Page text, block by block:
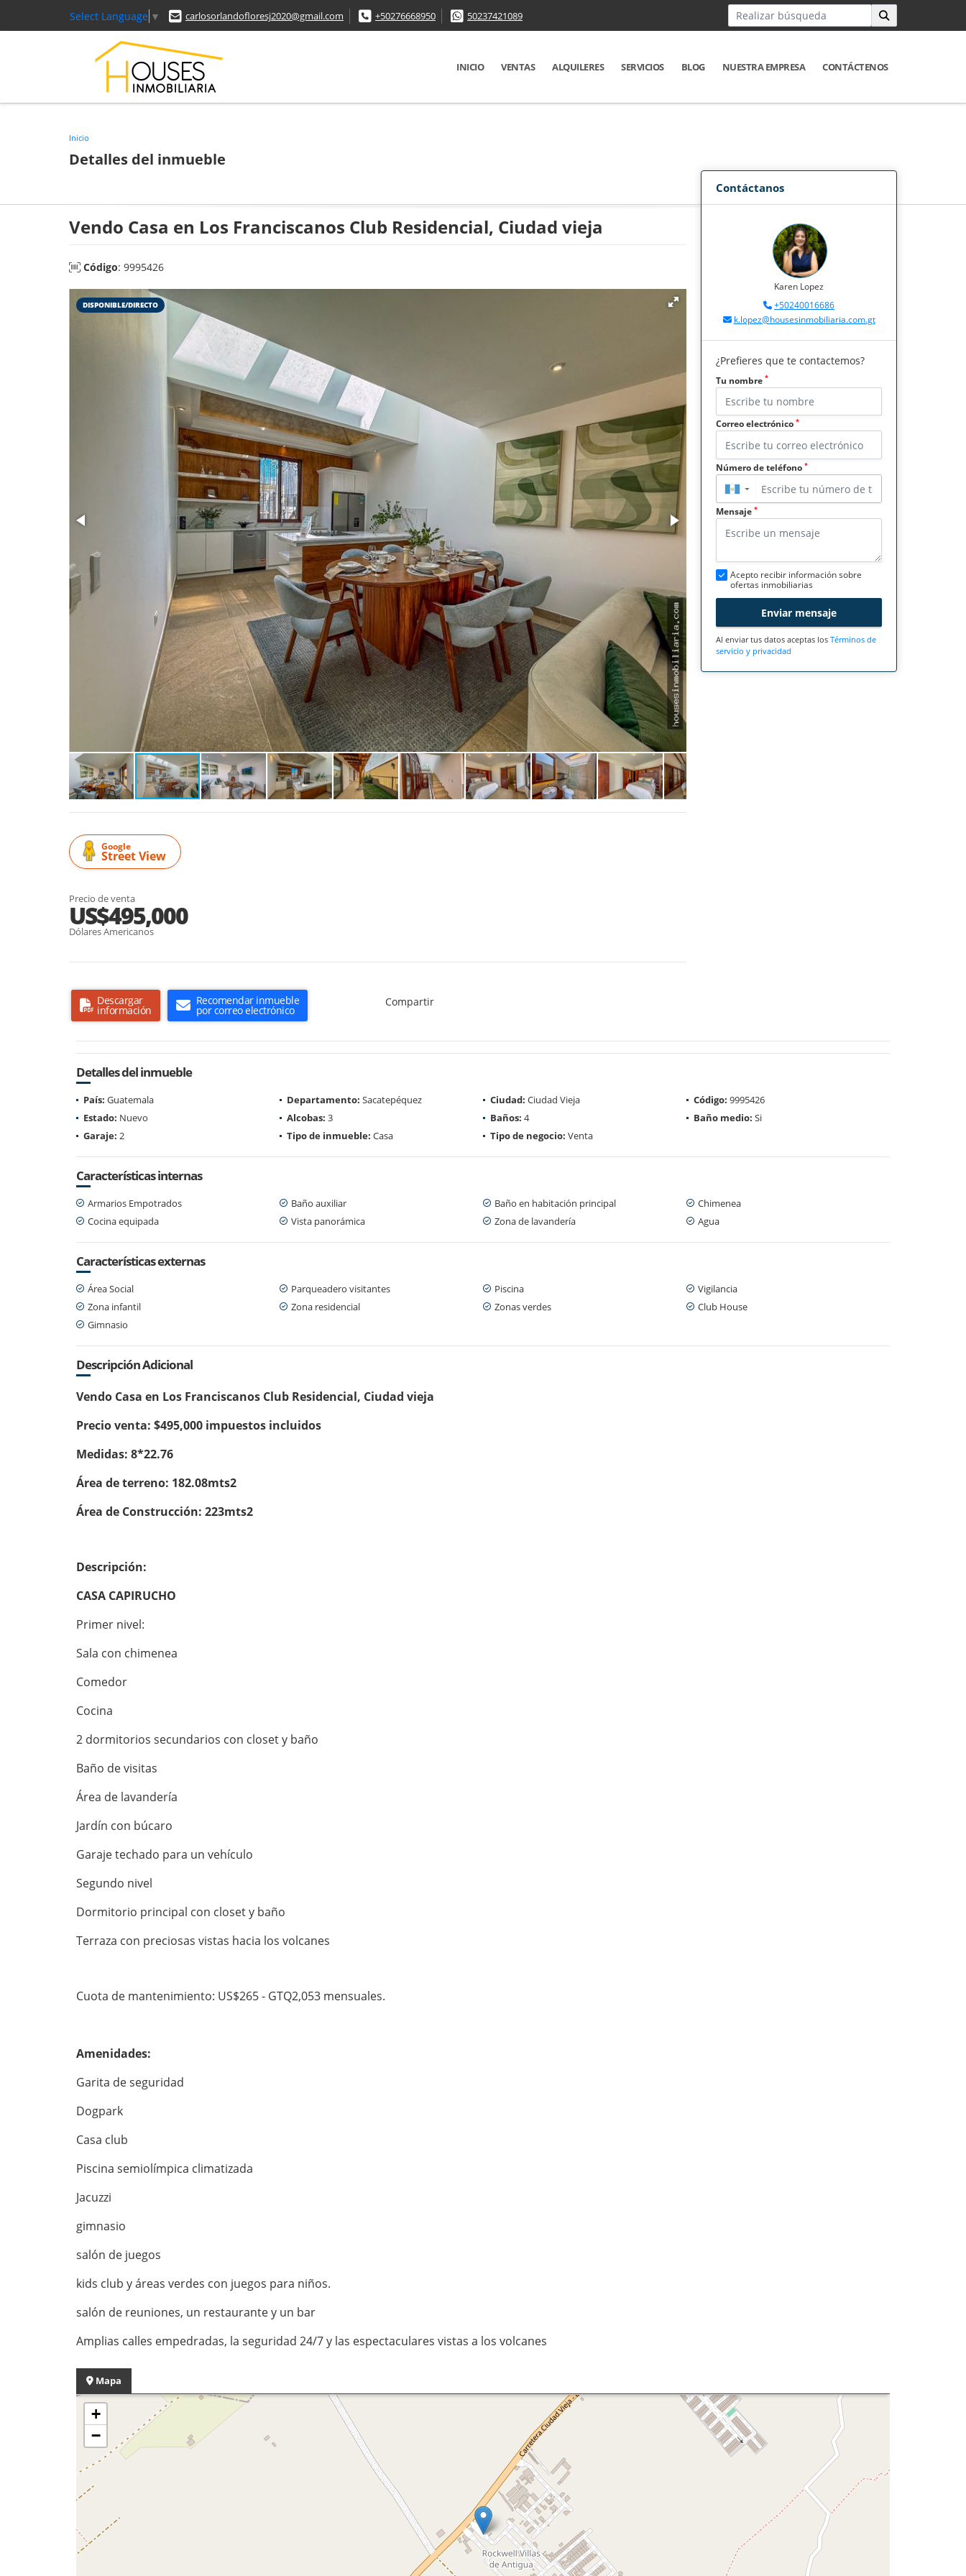
Select Language ▼ carlosorlandofloresj2020@gmail.com +50276668950 50237421089
INICIO VENTAS ALQUILERES SERVICIOS BLOG NUESTRA EMPRESA CONTÁCTENOS
Inicio
Detalles del inmueble
Vendo Casa en Los Franciscanos Club Residencial, Ciudad vieja
Código: 9995426
DISPONIBLE/DIRECTO
Google
Street View
Precio de venta
US$495,000
Dólares Americanos
Descargar
información
Recomendar inmueble
por correo electrónico
Compartir
Contáctanos
Karen Lopez
+50240016686
k.lopez@housesinmobiliaria.com.gt
¿Prefieres que te contactemos?
Tu nombre *
Correo electrónico *
Número de teléfono *
▼
Mensaje *
Acepto recibir información sobre
ofertas inmobiliarias
Enviar mensaje
Al enviar tus datos aceptas los Términos de
servicio y privacidad
Detalles del inmueble
País: Guatemala Departamento: Sacatepéquez Ciudad: Ciudad Vieja Código: 9995426
Estado: Nuevo Alcobas: 3 Baños: 4 Baño medio: Si
Garaje: 2 Tipo de inmueble: Casa Tipo de negocio: Venta
Características internas
Armarios Empotrados Baño auxiliar Baño en habitación principal
Chimenea
Cocina equipada
Vista panorámica Zona de lavandería Agua
Características externas
Área Social Parqueadero visitantes Piscina
Vigilancia
Zona infantil
Zona residencial Zonas verdes
Club House
Gimnasio
Descripción Adicional
Vendo Casa en Los Franciscanos Club Residencial, Ciudad vieja
Precio venta: $495,000 impuestos incluidos
Medidas: 8*22.76
Área de terreno: 182.08mts2
Área de Construcción: 223mts2
Descripción:
CASA CAPIRUCHO
Primer nivel:
Sala con chimenea
Comedor
Cocina
2 dormitorios secundarios con closet y baño
Baño de visitas
Área de lavandería
Jardín con búcaro
Garaje techado para un vehículo
Segundo nivel
Dormitorio principal con closet y baño
Terraza con preciosas vistas hacia los volcanes
Cuota de mantenimiento: US$265 - GTQ2,053 mensuales.
Amenidades:
Garita de seguridad
Dogpark
Casa club
Piscina semiolímpica climatizada
Jacuzzi
gimnasio
salón de juegos
kids club y áreas verdes con juegos para niños.
salón de reuniones, un restaurante y un bar
Amplias calles empedradas, la seguridad 24/7 y las espectaculares vistas a los volcanes
Mapa
+
−